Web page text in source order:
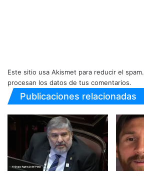
Este sitio usa Akismet para reducir el spam.
procesan los datos de tus comentarios.
Publicaciones relacionadas